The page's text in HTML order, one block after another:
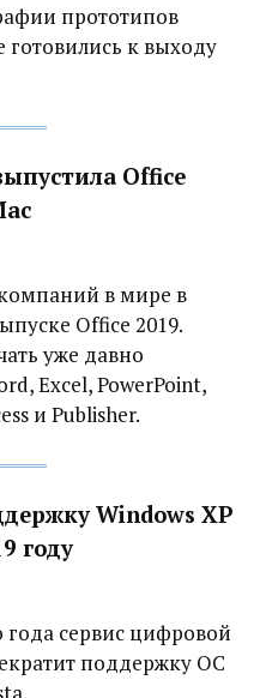
прототипов
готовились к выходу
Office
в мире в
Office 2019.
уже давно
Excel, PowerPoint,
и Publisher.
Windows XP
году
сервис цифровой
поддержку ОС